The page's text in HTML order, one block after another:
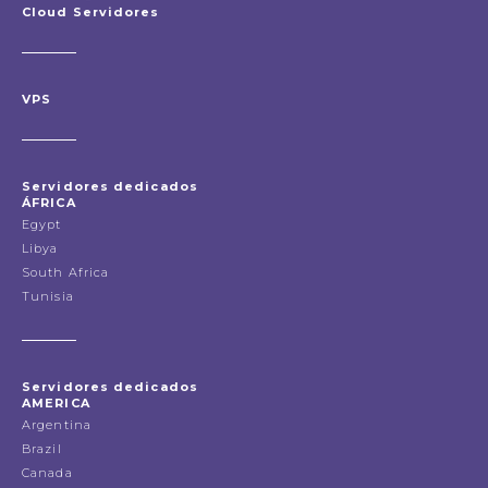
Cloud Servidores
VPS
Servidores dedicados
ÁFRICA
Egypt
Libya
South Africa
Tunisia
Servidores dedicados
AMERICA
Argentina
Brazil
Canada